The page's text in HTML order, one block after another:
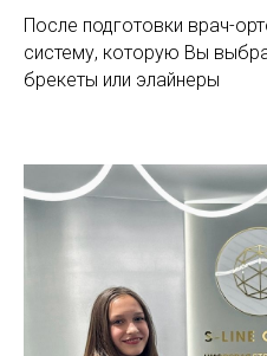
После подготовки врач-
систему, которую Вы
брекеты или элайнеры